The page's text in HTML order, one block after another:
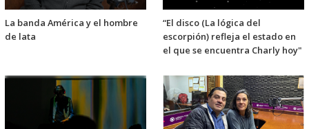
La banda América y el hombre
de lata
“El disco (La lógica del
escorpión) refleja el estado en
el que se encuentra Charly hoy"